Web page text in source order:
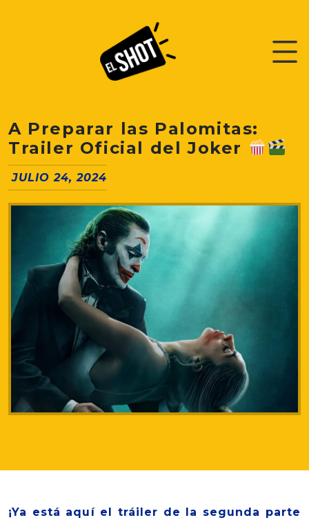
A Preparar las Palomitas:
Trailer Oficial del Joker
JULIO 24, 2024
¡Ya está aquí el tráiler de la segunda parte